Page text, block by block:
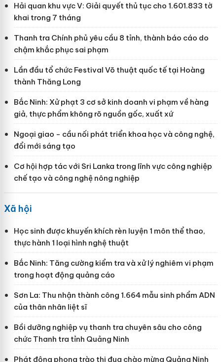
Hải quan khu vực V: Giải quyết thủ tục cho 1.601.833 tờ
khai trong 7 tháng
Thanh tra Chính phủ yêu cầu 8 tỉnh, thành báo cáo do
chậm khắc phục sai phạm
Lần đầu tổ chức Festival Võ thuật quốc tế tại Hoàng
thành Thăng Long
Bắc Ninh: Xử phạt 3 cơ sở kinh doanh vi phạm về hàng
giả, thực phẩm không rõ nguồn gốc, xuất xứ
Ngoại giao - cầu nối phát triển khoa học và công nghệ,
đổi mới sáng tạo
Cơ hội hợp tác với Sri Lanka trong lĩnh vực công nghiệp
chế tạo và công nghệ nông nghiệp
Xã hội
Học sinh được khuyến khích rèn luyện 1 môn thể thao,
thực hành 1 loại hình nghệ thuật
Bắc Ninh: Tăng cường kiểm tra và xử lý nghiêm vi phạm
trong hoạt động quảng cáo
Sơn La: Thu nhận thành công 1.664 mẫu sinh phẩm ADN
của thân nhân liệt sĩ
Bồi dưỡng nghiệp vụ thanh tra chuyên sâu cho công
chức Thanh tra tỉnh Quảng Ninh
Phát động phong trào thi đua chào mừng Quảng Ninh